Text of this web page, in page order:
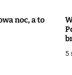
noc, a to
5